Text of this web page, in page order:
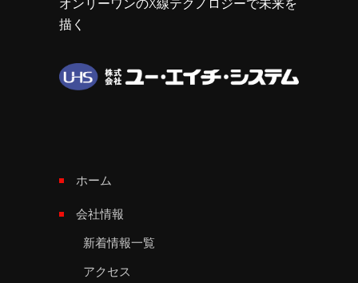
オンリーワンのX線テクノロジーで未来を
描く
ホーム
会社情報
新着情報一覧
アクセス